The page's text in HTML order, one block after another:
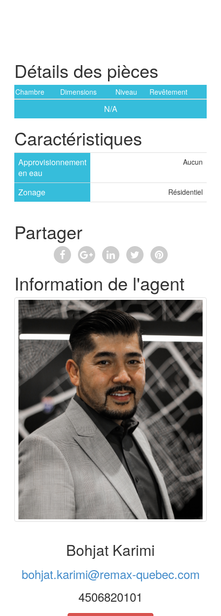
Détails des pièces
Chambre Dimensions Niveau Revêtement
N/A
Caractéristiques
Approvisionnement
en eau
Aucun
Zonage Résidentiel
Partager
Information de l'agent
Bohjat Karimi
bohjat.karimi@remax-quebec.com
4506820101